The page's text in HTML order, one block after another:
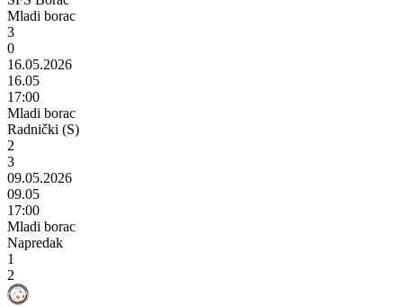
Mladi borac
3
0
16.05.2026
16.05
17:00
Mladi borac
Radnički (S)
2
3
09.05.2026
09.05
17:00
Mladi borac
Napredak
1
2